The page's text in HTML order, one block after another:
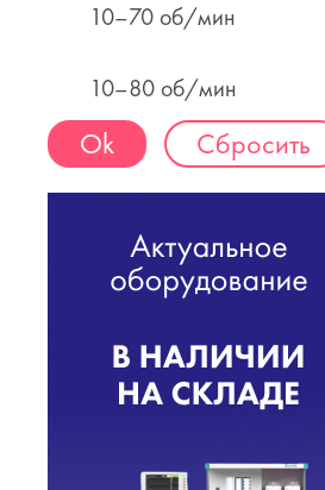
10–70 об/мин
10–80 об/мин
Сбросить